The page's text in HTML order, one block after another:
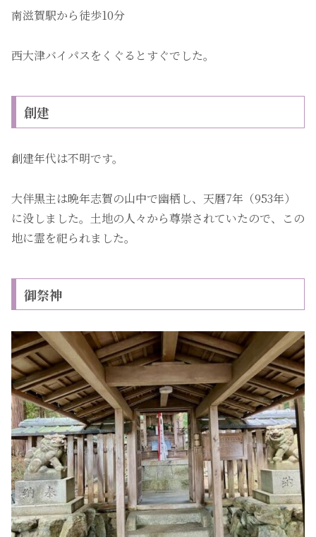
南滋賀駅から徒歩10分
西大津バイパスをくぐるとすぐでした。
創建
創建年代は不明です。
大伴黒主は晩年志賀の山中で幽栖し、天暦7年（953年）
に没しました。土地の人々から尊崇されていたので、この
地に霊を祀られました。
御祭神